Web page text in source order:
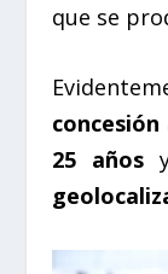
que se
25 añosy